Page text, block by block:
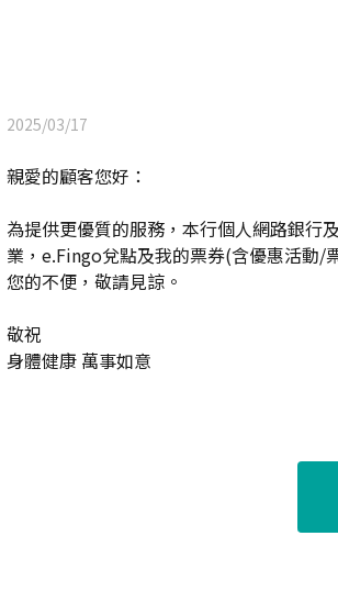
2025/03/17
親愛的顧客您好：
為提供更優質的服務，本行個人網路銀行
業，e.Fingo兌點及我的票券(含優惠活動/
您的不便，敬請見諒。
敬祝
身體健康 萬事如意